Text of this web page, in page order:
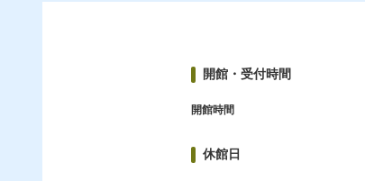
開館・受付時間
開館時間
休館日